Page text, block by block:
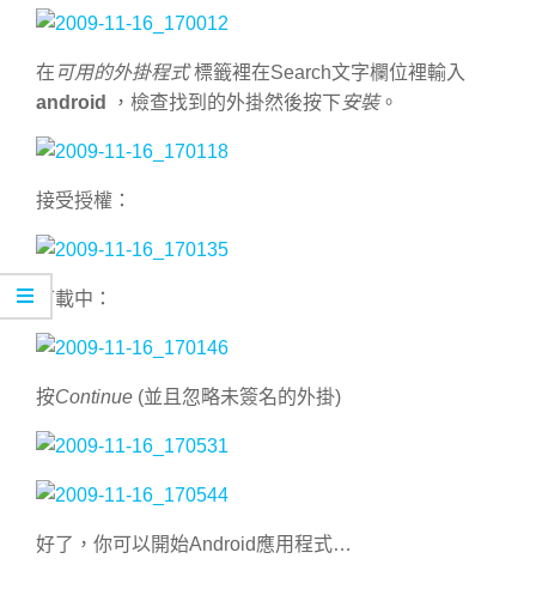
在 可用的外掛程式標籤裡在Search文字欄位裡輸入
android
，檢查找到的外掛然後按下安裝。
接受授權：
下載中：
按Continue (並且忽略未簽名的外掛)
好了，你可以開始Android應用程式…